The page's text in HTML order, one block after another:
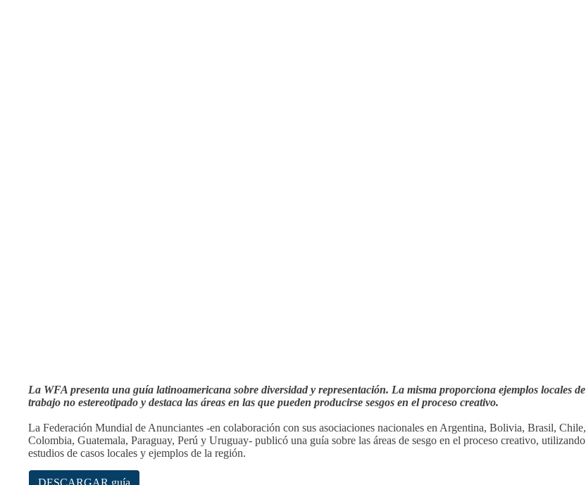
La WFA presenta una guía latinoamericana sobre diversidad y representación. La misma proporciona ejemplos locales de
trabajo no estereotipado y destaca las áreas en las que pueden producirse sesgos en el proceso creativo.
La Federación Mundial de Anunciantes -en colaboración con sus asociaciones nacionales en Argentina, Bolivia, Brasil, Chile,
Colombia, Guatemala, Paraguay, Perú y Uruguay- publicó una guía sobre las áreas de sesgo en el proceso creativo, utilizando
estudios de casos locales y ejemplos de la región.
DESCARGAR guía